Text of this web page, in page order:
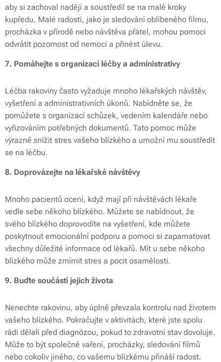
aby si zachoval naději a soustředil se na malé kroky
kupředu. Malé radosti, jako je sledování oblíbeného filmu,
procházka v přírodě nebo návštěva přátel, mohou pomoci
odvrátit pozornost od nemoci a přinést úlevu.
7. Pomáhejte s organizací léčby a administrativy
Léčba rakoviny často vyžaduje mnoho lékařských návštěv,
vyšetření a administrativních úkonů. Nabídněte se, že
pomůžete s organizací schůzek, vedením kalendáře nebo
vyřizováním potřebných dokumentů. Tato pomoc může
výrazně snížit stres vašeho blízkého a umožní mu soustředit
se na léčbu.
8. Doprovázejte na lékařské návštěvy
Mnoho pacientů ocení, když mají při návštěvách lékaře
vedle sebe někoho blízkého. Můžete se nabídnout, že
svého blízkého doprovodíte na vyšetření, kde můžete
poskytnout emocionální podporu a pomoci si zapamatovat
všechny důležité informace od lékařů. Mít u sebe někoho
blízkého může zmírnit stres a pocit osamělosti.
9. Buďte součástí jejich života
Nenechte rakovinu, aby úplně převzala kontrolu nad životem
vašeho blízkého. Pokračujte v aktivitách, které jste spolu
rádi dělali před diagnózou, pokud to zdravotní stav dovoluje.
Může to být společné vaření, procházky, sledování filmů
nebo cokoliv jiného, co vašemu blízkému přináší radost.